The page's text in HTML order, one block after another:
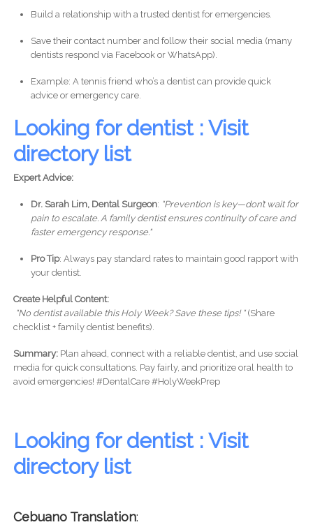
Build a relationship with a trusted dentist for emergencies.
Save their contact number and follow their social media (many
dentists respond via Facebook or WhatsApp).
Example: A tennis friend who’s a dentist can provide quick
advice or emergency care.
Looking for dentist : Visit
directory list
Expert Advice:
Dr. Sarah Lim, Dental Surgeon: "Prevention is key—don’t wait for
pain to escalate. A family dentist ensures continuity of care and
faster emergency response."
Pro Tip: Always pay standard rates to maintain good rapport with
your dentist.
Create Helpful Content:
"No dentist available this Holy Week? Save these tips! "(Share
checklist + family dentist benefits).
Summary:Plan ahead, connect with a reliable dentist, and use social
media for quick consultations. Pay fairly, and prioritize oral health to
avoid emergencies! #DentalCare #HolyWeekPrep
Looking for dentist : Visit
directory list
Cebuano Translation: